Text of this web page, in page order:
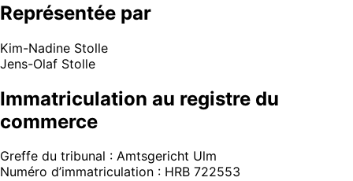
Représentée par
Kim-Nadine Stolle
Jens-Olaf Stolle
Immatriculation au registre du
commerce
Greffe du tribunal : Amtsgericht Ulm
Numéro d’immatriculation : HRB 722553